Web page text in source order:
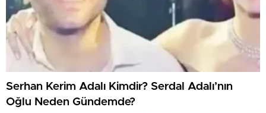
Serhan Kerim Adalı Kimdir? Serdal Adalı’nın
Oğlu Neden Gündemde?